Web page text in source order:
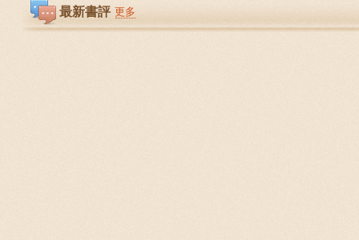
最新書評 更多